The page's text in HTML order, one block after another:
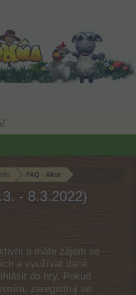
FAQ - Akce
- 8.3.2022)
a máte zájem se
a využívat dané
do hry. Pokud
zaregistruj se.